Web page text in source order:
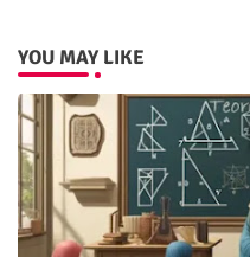
YOU MAY LIKE